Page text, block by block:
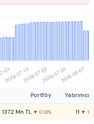
Portföy Yatırımcı
137.2 Mn TL ▼ 0.13% 11 ▼ 1